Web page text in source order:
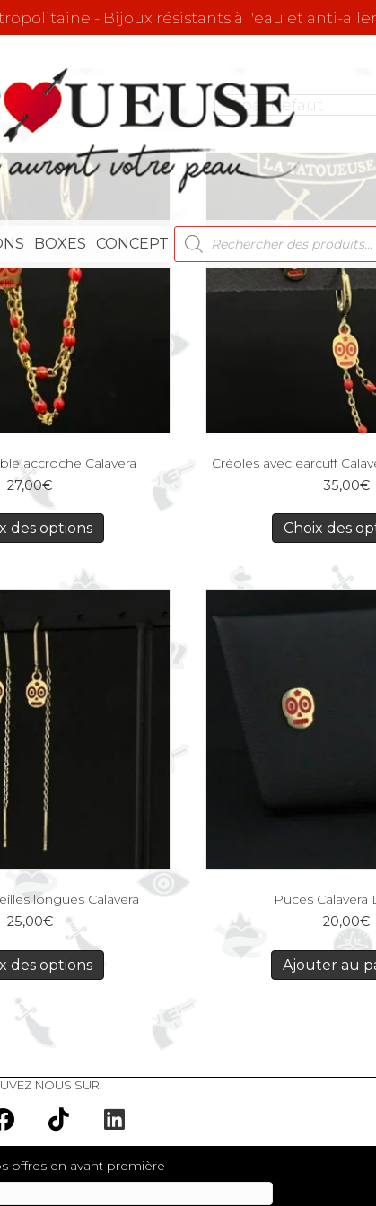
- Bijoux résistants à l'eau et anti-
BOXES CONCEPT
RECHERCHE
DE
PRODUITS
accroche Calavera
27,00€
des options
Créoles avec earcuff
35,00€
Choix des
longues Calavera
25,00€
des options
Puces Calavera
20,00€
Ajouter au
NOUS SUR:
offres en avant première